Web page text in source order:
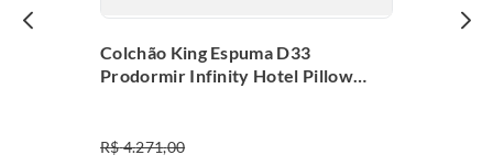
Colchão King Espuma D33
Prodormir Infinity Hotel Pillow
R$4.271,00